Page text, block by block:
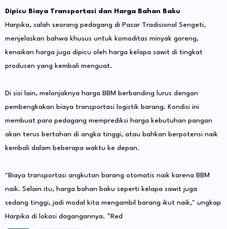
Dipicu Biaya Transportasi dan Harga Bahan Baku
​Harpika, salah seorang pedagang di Pasar Tradisional Sengeti,
menjelaskan bahwa khusus untuk komoditas minyak goreng,
kenaikan harga juga dipicu oleh harga kelapa sawit di tingkat
produsen yang kembali menguat.
​Di sisi lain, melonjaknya harga BBM berbanding lurus dengan
pembengkakan biaya transportasi logistik barang. Kondisi ini
membuat para pedagang memprediksi harga kebutuhan pangan
akan terus bertahan di angka tinggi, atau bahkan berpotensi naik
kembali dalam beberapa waktu ke depan.
​"Biaya transportasi angkutan barang otomatis naik karena BBM
naik. Selain itu, harga bahan baku seperti kelapa sawit juga
sedang tinggi, jadi modal kita mengambil barang ikut naik," ungkap
Harpika di lokasi dagangannya. *Red